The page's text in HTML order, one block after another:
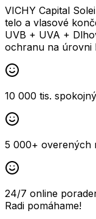
VICHY Capital
telo a vlasové
UVB + UVA +
ochranu na úrovni
10 000 tis.
5 000+ overených
24/7 online
Radi pomáhame!